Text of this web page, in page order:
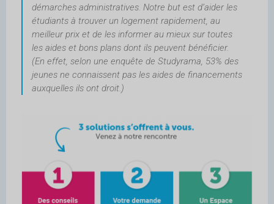
démarches administratives. Notre but est d’aider les
étudiants à trouver un logement rapidement, au
meilleur prix et de les informer au mieux sur toutes
les aides et bons plans dont ils peuvent bénéficier.
(En effet, selon une enquête de Studyrama, 53% des
jeunes ne connaissent pas les aides de financements
auxquelles ils ont droit.)